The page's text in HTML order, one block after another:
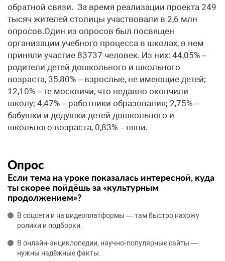
Опрос
Если тема на уроке показалась интересной, куда
ты скорее пойдёшь за «культурным
продолжением»?
В соцсети и на видеоплатформы — там быстро нахожу
ролики и подборки.
В онлайн‑энциклопедии, научно‑популярные сайты —
нужны надёжные факты.